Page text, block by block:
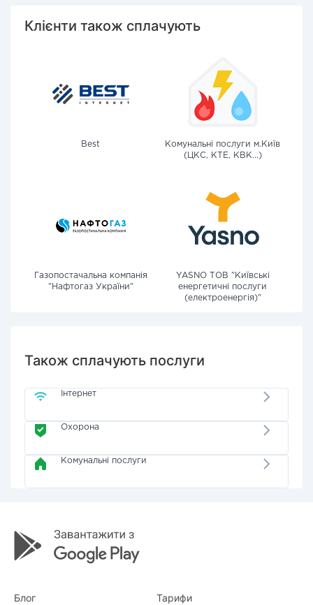
Клієнти також сплачують
Best
Комунальні послуги м.Київ
(ЦКС, КТЕ, КВК...)
Газопостачальна компанія
"Нафтогаз України"
YASNO ТОВ "Київські
енергетичні послуги
(електроенергія)"
Також сплачують послуги
Інтернет
Охорона
Комунальні послуги
Блог Тарифи